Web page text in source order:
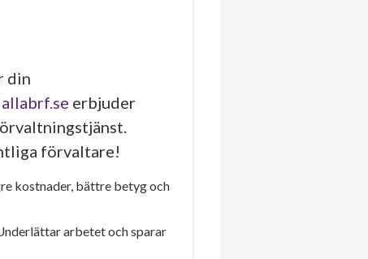
din
allabrf.se erbjuder
förvaltare!
kostnader, bättre betyg och
arbetet och sparar